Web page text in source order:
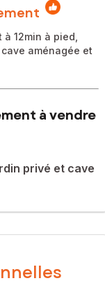
12min à pied,
aménagée et
à vendre
privé et cave
de 7
RER de Nogent